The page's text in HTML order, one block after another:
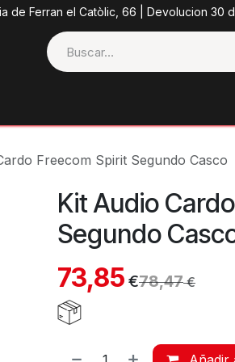
de Ferran el Catòlic, 66 | Devolucion 30
Freecom Spirit Segundo Casco
Kit Audio
Segundo
73,85 €78,47€